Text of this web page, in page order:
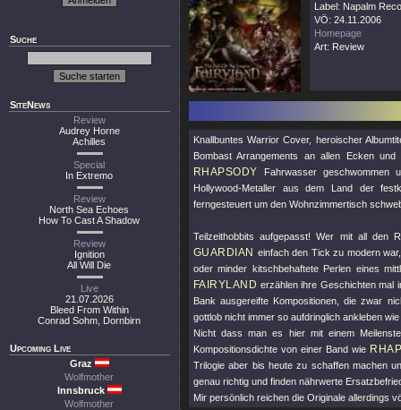
Suche
SiteNews
Review
Audrey Horne
Achilles
Special
In Extremo
Review
North Sea Echoes
How To Cast A Shadow
Review
Ignition
All Will Die
Live
21.07.2026
Bleed From Within
Conrad Sohm, Dornbirn
Upcoming Live
Graz
Wolfmother
Innsbruck
Wolfmother
Label: Napalm
VÖ: 24.11.2006
Homepage
Art: Review
Knallbuntes Warrior Cover, heroischer
Bombast Arrangements an allen Ecken
RHAPSODY Fahrwasser geschwommen
Hollywood-Metaller aus dem Land der
ferngesteuert um den Wohnzimmertisch
Teilzeithobbits aufgepasst! Wer mit all
GUARDIAN einfach den Tick zu modern
oder minder kitschbehaftete Perlen eines
FAIRYLAND erzählen ihre Geschichten mal
Bank ausgereifte Kompositionen, die zwar
gottlob nicht immer so aufdringlich ankleben
Nicht dass man es hier mit einem
Kompositionsdichte von einer Band wie
Trilogie aber bis heute zu schaffen machen
genau richtig und finden nährwerte
Mir persönlich reichen die Originale allerdings